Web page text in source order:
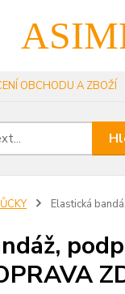
OBCHODU A ZBOŽÍ
Elastická